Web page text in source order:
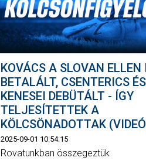
KOVÁCS A SLOVAN ELLEN
BETALÁLT, CSENTERICS ÉS
KENESEI DEBÜTÁLT - ÍGY
TELJESÍTETTEK A
KÖLCSÖNADOTTAK
2025-09-01 10:54:15
Rovatunkban összegeztük